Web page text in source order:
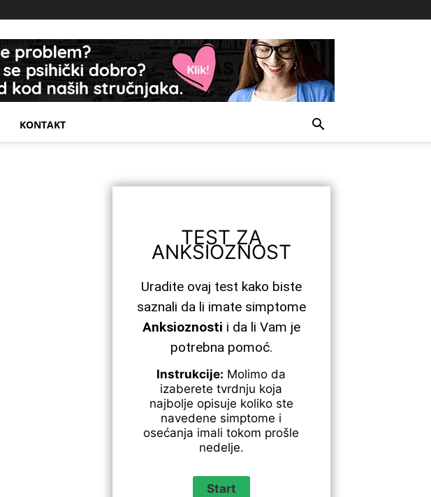
KONTAKT
TEST ZA
ANKSIOZNOST
Uradite ovaj test kako biste
saznali da li imate simptome
Anksioznosti i da li Vam je
potrebna pomoć.
Instrukcije: Molimo da
izaberete tvrdnju koja
najbolje opisuje koliko ste
navedene simptome i
osećanja imali tokom prošle
nedelje.